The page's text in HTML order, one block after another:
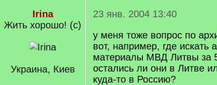
Irina
Жить хорошо! (с)
Украина, Киев
23 янв. 2004 13:40
у меня тоже вопрос по
вот, например, где искать
материалы МВД Литвы за
остались ли они в Литве
куда-то в Россию?